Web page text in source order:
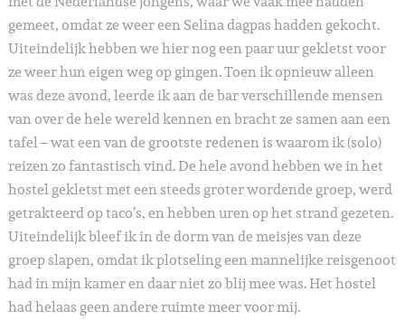
gemeet, omdat ze weer een Selina dagpas hadden gekocht.
Uiteindelijk hebben we hier nog een paar uur gekletst voor
ze weer hun eigen weg op gingen. Toen ik opnieuw alleen
was deze avond, leerde ik aan de bar verschillende mensen
van over de hele wereld kennen en bracht ze samen aan een
tafel – wat een van de grootste redenen is waarom ik (solo)
reizen zo fantastisch vind. De hele avond hebben we in het
hostel gekletst met een steeds groter wordende groep, werd
getrakteerd op taco’s, en hebben uren op het strand gezeten.
Uiteindelijk bleef ik in de dorm van de meisjes van deze
groep slapen, omdat ik plotseling een mannelijke reisgenoot
had in mijn kamer en daar niet zo blij mee was. Het hostel
had helaas geen andere ruimte meer voor mij.